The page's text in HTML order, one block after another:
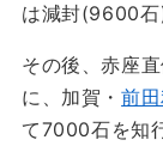
は減封(9600石
その後、赤座
に、加賀・前
て7000石を知